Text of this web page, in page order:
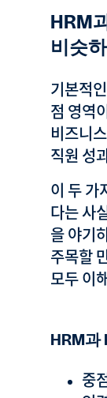
HRM
비슷
기본적
점 영역
비즈니
직원 성
이 두 가
다는 사
을 야기
주목할
모두 이
HRM과
중